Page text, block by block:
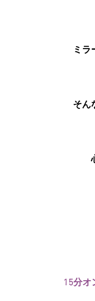
ミラ
そん
15分オ